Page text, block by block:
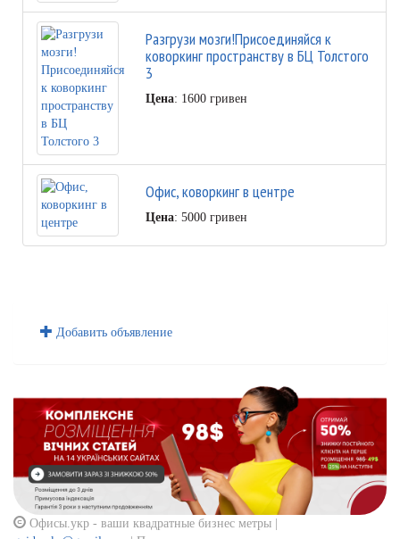
Разгрузи мозги!Присоединяйся к
коворкинг пространству в БЦ Толстого
3
Цена: 1600 гривен
Офис, коворкинг в центре
Цена: 5000 гривен
Добавить объявление
Офисы.укр - ваши квадратные бизнес метры |